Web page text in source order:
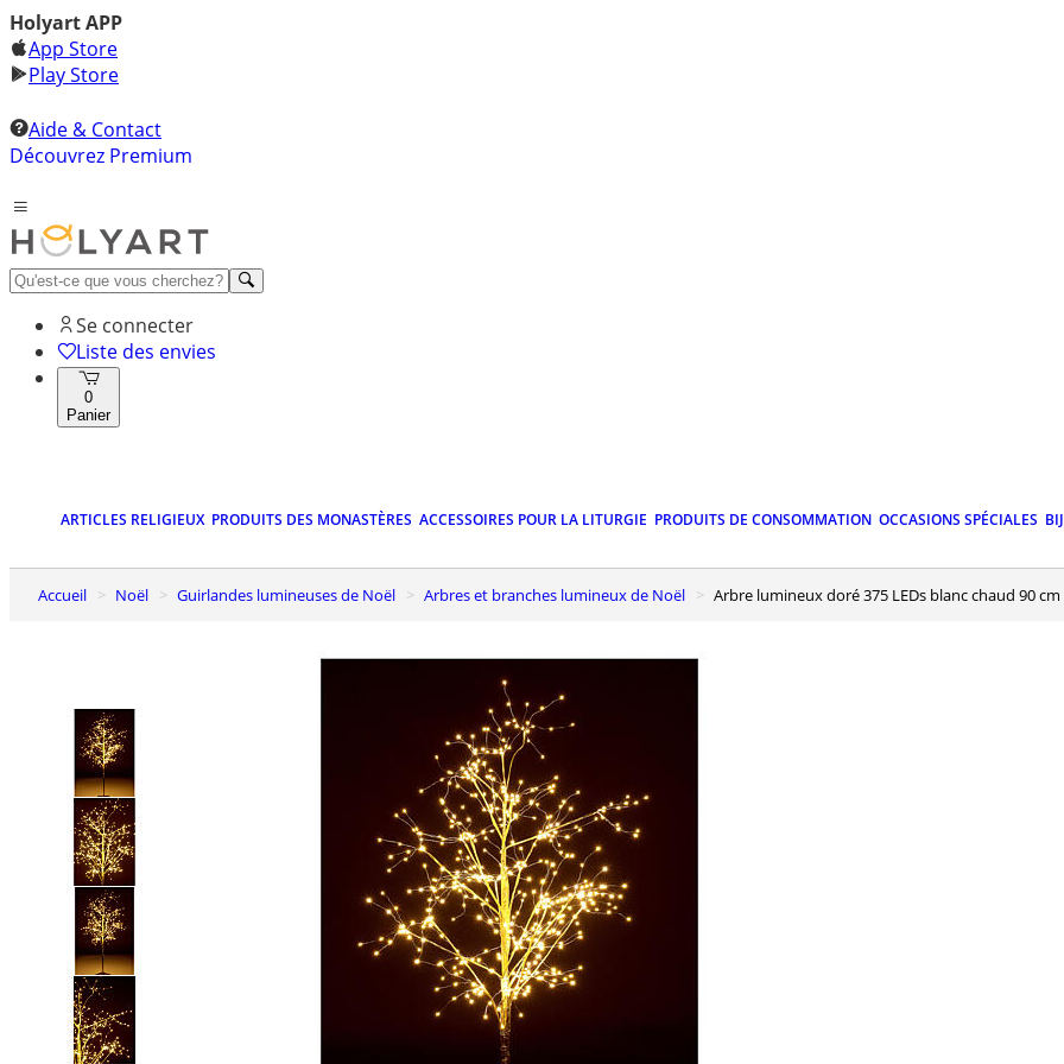
Holyart APP
App Store
Play Store
Aide & Contact
Découvrez Premium
Se connecter
Liste des envies
0
Panier
ARTICLES RELIGIEUX PRODUITS DES MONASTÈRES ACCESSOIRES POUR LA LITURGIE PRODUITS DE CONSOMMATION OCCASIONS SPÉCIALES
Accueil Noël Guirlandes lumineuses de Noël Arbres et branches lumineux de Noël Arbre lumineux doré 375 LEDs blanc chaud 90